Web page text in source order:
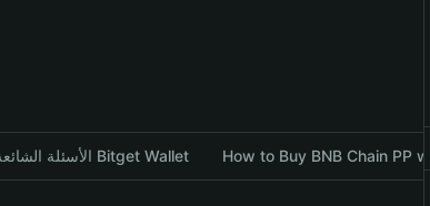
الأسئلة الشائعة حول تبادل العملات المشفرة باستخدام محفظة Bitget Wallet How to Buy BNB Chain PP